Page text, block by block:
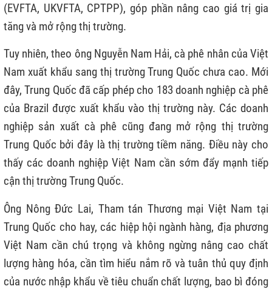
(EVFTA, UKVFTA, CPTPP), góp phần nâng cao giá trị gia
tăng và mở rộng thị trường.
Tuy nhiên, theo ông Nguyễn Nam Hải, cà phê nhân của Việt
Nam xuất khẩu sang thị trường Trung Quốc chưa cao. Mới
đây, Trung Quốc đã cấp phép cho 183 doanh nghiệp cà phê
của Brazil được xuất khẩu vào thị trường này. Các doanh
nghiệp sản xuất cà phê cũng đang mở rộng thị trường
Trung Quốc bởi đây là thị trường tiềm năng. Điều này cho
thấy các doanh nghiệp Việt Nam cần sớm đẩy mạnh tiếp
cận thị trường Trung Quốc.
Ông Nông Đức Lai, Tham tán Thương mại Việt Nam tại
Trung Quốc cho hay, các hiệp hội ngành hàng, địa phương
Việt Nam cần chú trọng và không ngừng nâng cao chất
lượng hàng hóa, cần tìm hiểu nắm rõ và tuân thủ quy định
của nước nhập khẩu về tiêu chuẩn chất lượng, bao bì đóng